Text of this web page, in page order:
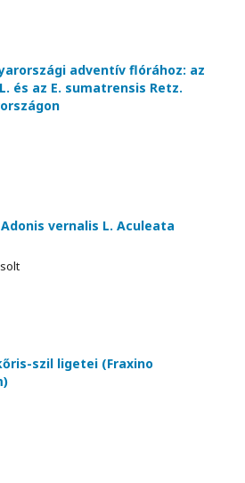
adventív flórához: az
és az E. sumatrensis Retz.
vernalis L. Aculeata
szil ligetei (Fraxino